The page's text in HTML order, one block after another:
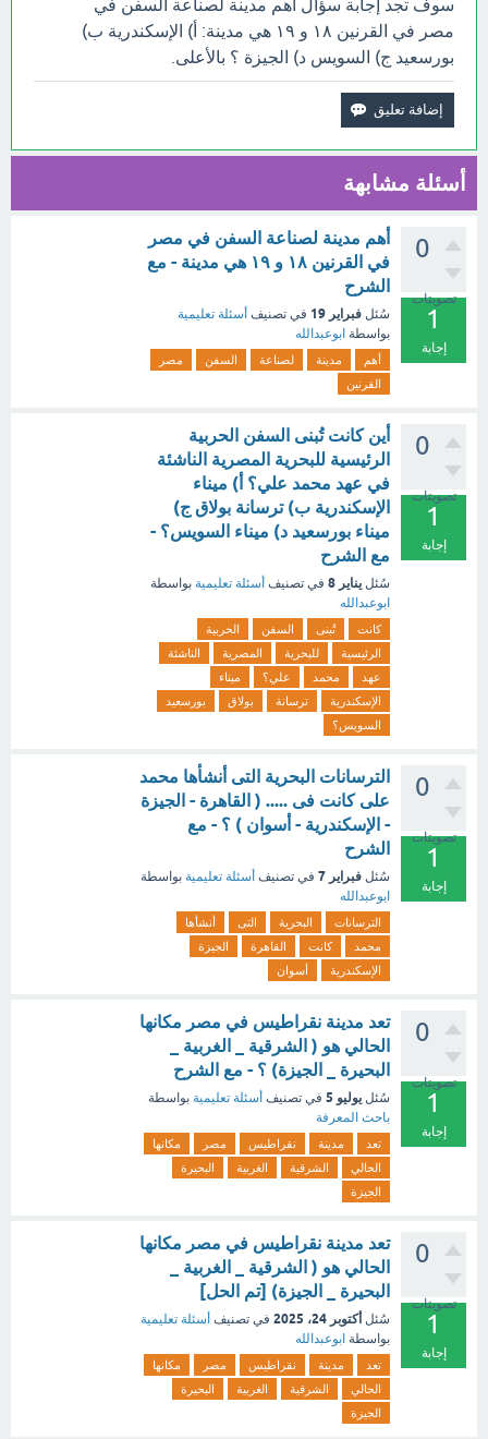
سوف تجد إجابة سؤال أهم مدينة لصناعة السفن في
مصر في القرنين ۱۸ و ۱۹ هي مدينة: أ) الإسكندرية ب)
بورسعيد ج) السويس د) الجيزة ؟ بالأعلى.
أسئلة مشابهة
0
تصويتات
1
إجابة
أهم مدينة لصناعة السفن في مصر
في القرنين ۱۸ و ۱۹ هي مدينة - مع
الشرح
سُئل فبراير 19 في تصنيف أسئلة تعليمية
بواسطة ابوعبدالله
أهم مدينة لصناعة السفن
مصر
القرنين
0
تصويتات
1
إجابة
أين كانت تُبنى السفن الحربية
الرئيسية للبحرية المصرية الناشئة
في عهد محمد علي؟ أ) ميناء
الإسكندرية ب) ترسانة بولاق ج)
ميناء بورسعيد د) ميناء السويس؟ -
مع الشرح
سُئل يناير 8 في تصنيف أسئلة تعليمية بواسطة
ابوعبدالله
كانت تُبنى السفن
الحربية
الرئيسية
للبحرية المصرية
الناشئة
عهد
محمد علي؟
ميناء
الإسكندرية
ترسانة بولاق
بورسعيد
السويس؟
0
تصويتات
1
إجابة
الترسانات البحرية التى أنشأها محمد
على كانت فى ..... ( القاهرة - الجيزة
- الإسكندرية - أسوان ) ؟ - مع
الشرح
سُئل فبراير 7 في تصنيف أسئلة تعليمية بواسطة
ابوعبدالله
الترسانات البحرية التى
أنشأها
محمد
كانت القاهرة
الجيزة
الإسكندرية
أسوان
0
تصويتات
1
إجابة
تعد مدينة نقراطيس في مصر مكانها
الحالي هو ( الشرقية _ الغربية _
البحيرة _ الجيزة) ؟ - مع الشرح
سُئل يوليو 5 في تصنيف أسئلة تعليمية بواسطة
باحث المعرفة
تعد مدينة نقراطيس مصر
مكانها
الحالي
الشرقية الغربية
البحيرة
الجيزة
0
تصويتات
1
إجابة
تعد مدينة نقراطيس في مصر مكانها
الحالي هو ( الشرقية _ الغربية _
البحيرة _ الجيزة) [تم الحل]
سُئل أكتوبر 24، 2025 في تصنيف أسئلة تعليمية
بواسطة ابوعبدالله
تعد مدينة نقراطيس مصر
مكانها
الحالي
الشرقية الغربية
البحيرة
الجيزة